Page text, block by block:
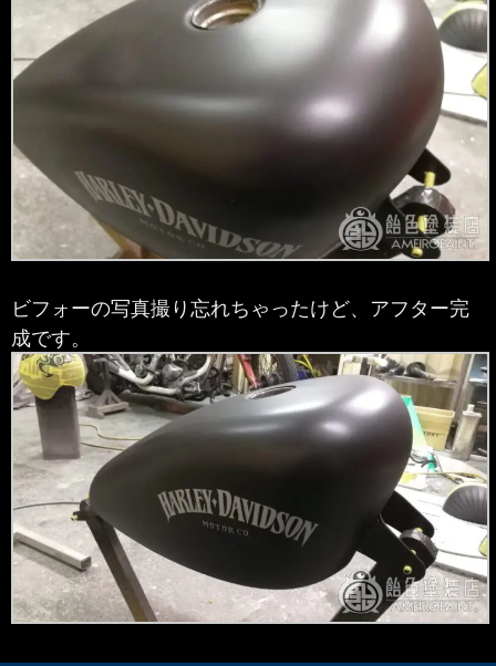
ビフォーの写真撮り忘れちゃったけど、アフター完
成です。